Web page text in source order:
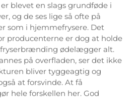
blevet en slags grundføde i
og de ses lige så ofte på
som i hjemmefrysere. Det
producenterne er dog at holde
ødelægger alt.
på overfladen, ser det ikke
bliver tyggeagtig og
at forsvinde. At få
hele forskellen her. God